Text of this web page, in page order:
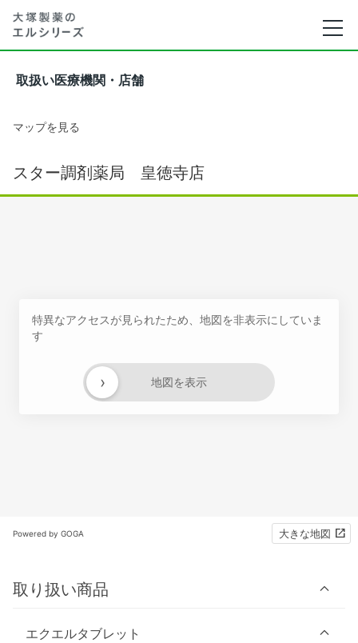
取扱い医療機関・店舗
マップを見る
スター調剤薬局 皇徳寺店
特異なアクセスが見られたため、地図を非表示にしていま
す
地図を表示
›
Powered by GOGA 大きな地図
取り扱い商品
エクエルタブレット